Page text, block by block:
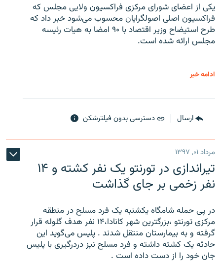
یکی از اعضای شورای مرکزی فراکسیون ولایی مجلس که
فراکسیون اصلی اصولگرایان محسوب می‌شود خبر داد که
طرح استیضاح وزیر اقتصاد با ۹۰ امضا به هیات رئیسه
مجلس ارائه شده است.
ادامه خبر
ارسال دسترسی بدون فیلترشکن
مرداد ۰۱, ۱۳۹۷
تیراندازی در تورنتو یک نفر کشته و ۱۴
نفر زخمی بر جای گذاشت
در پی حمله شامگاه یکشنبه یک فرد مسلح در منطقه
مرکزی تورنتو ،‌بزرگترین شهر کانادا،۱۴ نفر هدف گلوله قرار
گرفته و به بیمارستان منتقل شدند . پلیس می‌گوید این
حادثه یک کشته داشته و فرد مسلح نیز دردرگیری با پلیس
جان خود را از دست داده است .